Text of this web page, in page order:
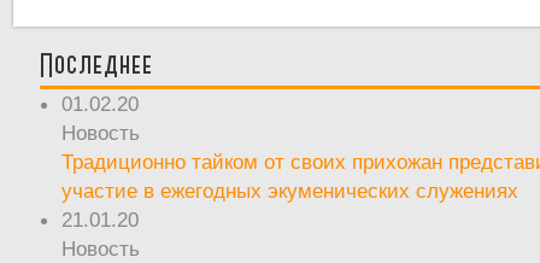
Последнее
01.02.20
Новость
Традиционно тайком от своих прихожан
участие в ежегодных экуменических служениях
21.01.20
Новость